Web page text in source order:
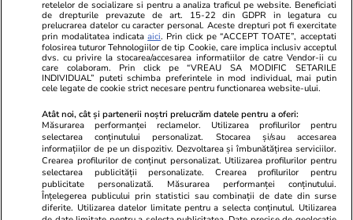
13:21
Adormirea Maicii Domnului – o
reflecție asupra unei mari
sărbători
05 aug.
retelelor de socializare si pentru a analiza traficul pe website. Beneficiati
de drepturile prevazute de art. 15-22 din GDPR in legatura cu
prelucrarea datelor cu caracter personal. Aceste drepturi pot fi exercitate
prin modalitatea indicataaici. Prin click pe “ACCEPT TOATE”, acceptati
folosirea tuturor Tehnologiilor de tip Cookie, care implica inclusiv acceptul
dvs. cu privire la stocarea/accesarea informatiilor de catre Vendor-ii cu
care colaboram. Prin click pe “VREAU SA MODIFIC SETARILE
INDIVIDUAL” puteti schimba preferintele in mod individual, mai putin
cele legate de cookie strict necesare pentru functionarea website-ului.
Atât noi, cât și partenerii noștri prelucrăm datele pentru a oferi:
Măsurarea performanței reclamelor. Utilizarea profilurilor pentru
selectarea conținutului personalizat. Stocarea și/sau accesarea
informațiilor de pe un dispozitiv. Dezvoltarea și îmbunătățirea serviciilor.
Crearea profilurilor de conținut personalizat. Utilizarea profilurilor pentru
selectarea publicității personalizate. Crearea profilurilor pentru
publicitate personalizată. Măsurarea performanței conținutului.
Înțelegerea publicului prin statistici sau combinații de date din surse
diferite. Utilizarea datelor limitate pentru a selecta conținutul. Utilizarea